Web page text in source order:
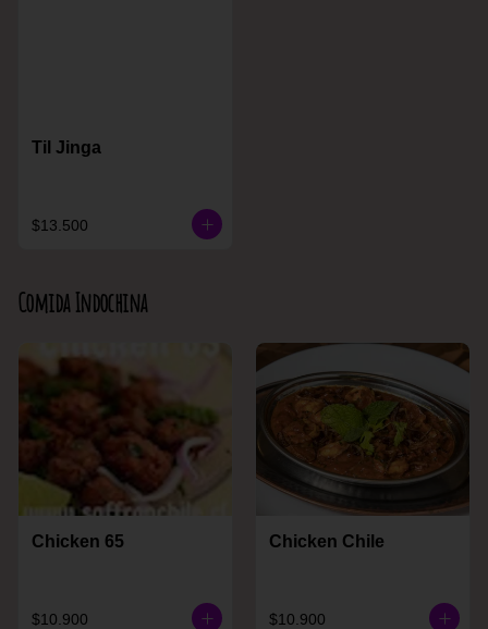
Til Jinga
$13.500
Comida Indochina
Chicken 65
$10.900
Chicken Chile
$10.900